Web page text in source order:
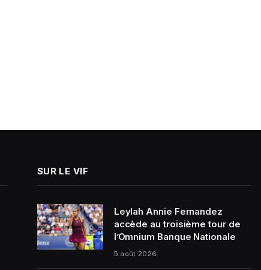
SUR LE VIF
Leylah Annie Fernandez
accède au troisième tour de
l’Omnium Banque Nationale
5 août 2026